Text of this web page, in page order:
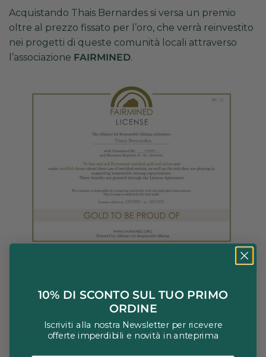
Acquistando Thais Bernardes si versa un premio
oltre al prezzo fissato per l’oro, che verrà reinvestito
nei progetti di queste comunità locali attraverso
l’associazione FAIRMINED.
Fin dalla creazione del suo brand, infatti, l’impegno
di Thais si è spinto ben oltre la ricerca formale ed
10% DI SCONTO SUL TUO PRIMO
ORDINE
Iscriviti alla nostra Newsletter per ricevere
offerte imperdibili e novità in anteprima